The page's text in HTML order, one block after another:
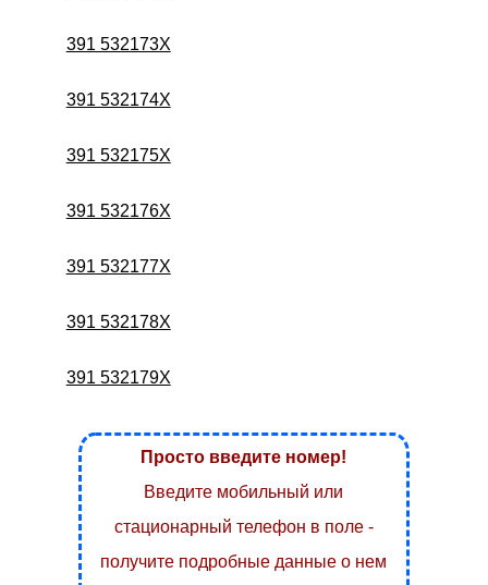
391 532173X
391 532174X
391 532175X
391 532176X
391 532177X
391 532178X
391 532179X
Просто введите номер!
Введите мобильный или
стационарный телефон в поле -
получите подробные данные о нем